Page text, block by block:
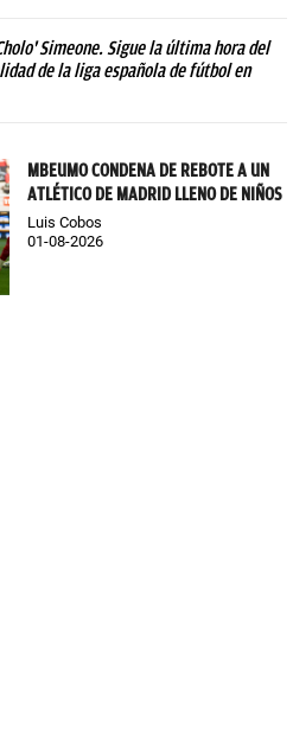
Simeone. Sigue la última hora del
de la liga española de fútbol en
MBEUMO CONDENA DE REBOTE A UN
ATLÉTICO DE MADRID LLENO DE NIÑOS
Luis Cobos
01-08-2026